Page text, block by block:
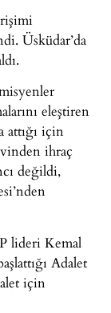
Üsküdar’da
eleştiren
attığı için
ihraç
değildi,
lideri Kemal
Adalet
için